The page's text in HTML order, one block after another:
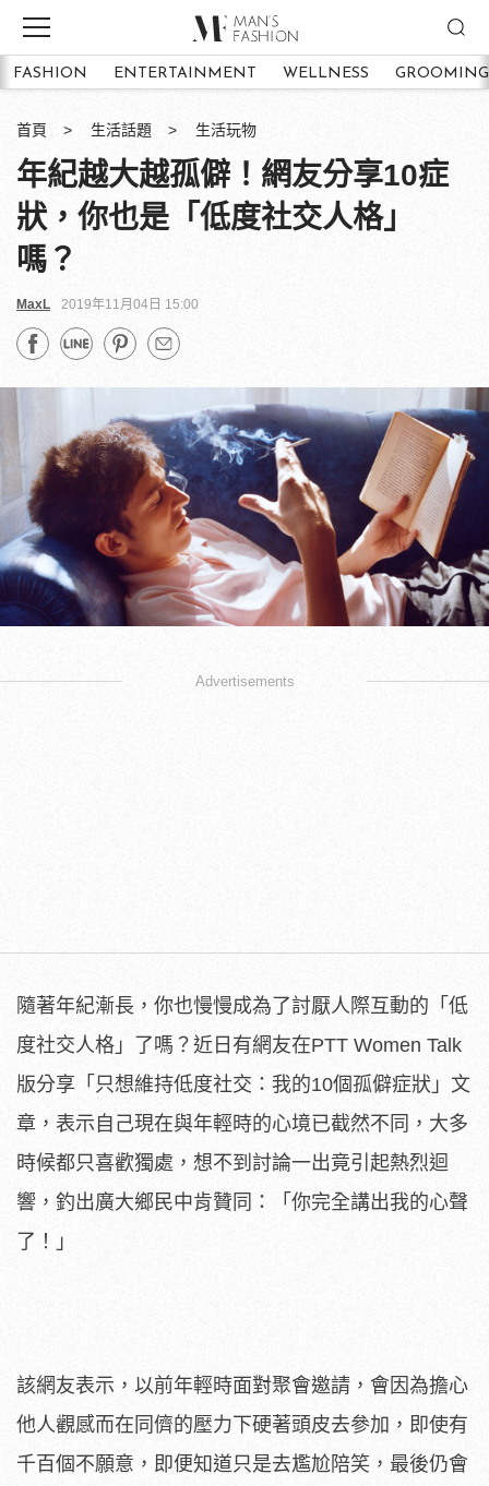
FASHION ENTERTAINMENT WELLNESS GROOMING
首頁 生活話題 生活玩物
年紀越大越孤僻！網友分享10症
狀，你也是「低度社交人格」
嗎？
MaxL 2019年11月04日 15:00
Advertisements
隨著年紀漸長，你也慢慢成為了討厭人際互動的「低
度社交人格」了嗎？近日有網友在PTT Women Talk
版分享「只想維持低度社交：我的10個孤僻症狀」文
章，表示自己現在與年輕時的心境已截然不同，大多
時候都只喜歡獨處，想不到討論一出竟引起熱烈迴
響，釣出廣大鄉民中肯贊同：「你完全講出我的心聲
了！」
該網友表示，以前年輕時面對聚會邀請，會因為擔心
他人觀感而在同儕的壓力下硬著頭皮去參加，即使有
千百個不願意，即便知道只是去尷尬陪笑，最後仍會